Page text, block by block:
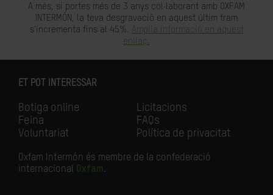
A més, si portes més de 3 anys col·laborant amb OXFAM
INTERMÓN, la teva desgravació en aquest últim tram
s'incrementa fins al 45%. Amplia informació en aquest
enllaç.
ET POT INTERESSAR
Botiga online
Feina
Voluntariat
Licitacions
FAQs
Política de privacitat
Oxfam Intermón és membre de la confederació
internacional Oxfam.